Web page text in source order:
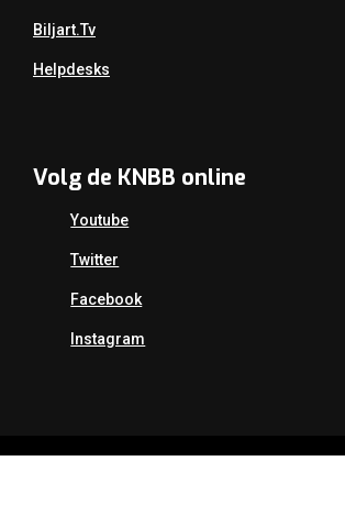
Biljart.tv
Helpdesks
Volg de KNBB online
Youtube
Twitter
Facebook
Instagram